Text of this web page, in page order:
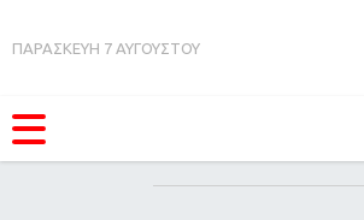
ΠΑΡΑΣΚΕΥΗ 7 ΑΥΓΟΥΣΤΟΥ